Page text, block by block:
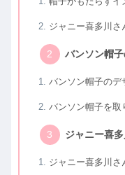
ジャニー喜多川さ
バンソン帽
バンソン帽子のデ
バンソン帽子を取
ジャニー喜
ジャニー喜多川さ